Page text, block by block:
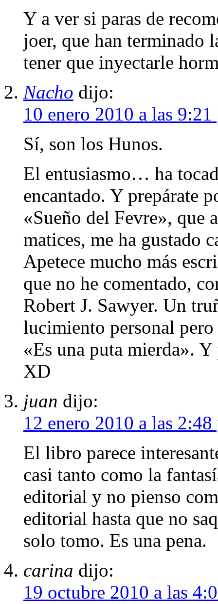
Y a ver si paras de
joer, que han terminado
tener que inyectarle
Nacho dijo:
10 enero 2010 a las 9:21
Sí, son los Hunos.
El entusiasmo… ha
encantado. Y prepárate
«Sueño del Fevre», que
matices, me ha gustado
Apetece mucho más
que no he comentado,
Robert J. Sawyer. Un
lucimiento personal pero
«Es una puta mierda».
XD
juan dijo:
12 enero 2010 a las 2:48
El libro parece
casi tanto como la
editorial y no pienso
editorial hasta que no
solo tomo. Es una pena.
carina dijo:
19 octubre 2010 a las